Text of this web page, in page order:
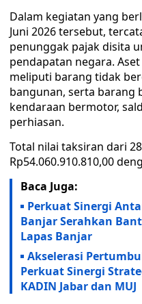
Dalam kegiatan yang
Juni 2026 tersebut,
penunggak pajak disita
pendapatan negara.
meliputi barang tidak
bangunan, serta barang
kendaraan bermotor,
perhiasan.
Total nilai taksiran dari
Rp54.060.910.810,00
Baca Juga:
Perkuat Sinergi
Banjar Serahkan
Lapas Banjar
Akselerasi
Perkuat Sinergi
KADIN Jabar dan MUJ